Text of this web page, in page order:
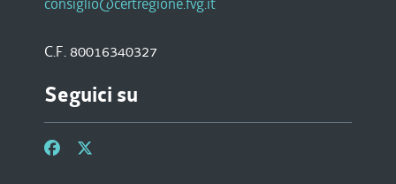
C.F. 80016340327
Seguici su